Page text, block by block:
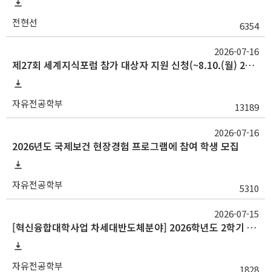
전현선 6354
제27회 세계지식포럼 참가 대상자 지원 신청(~8.10.(월) 23:59)
자유전공학부 13189
2026-07-16
2026년도 국제보건 현장경험 프로그램에 참여 학생 모집
자유전공학부 5310
2026-07-16
[혁신융합대학사업 차세대반도체분야] 2026학년도 2학기 교류 수학 안내(중앙대, 대구대)
자유전공학부 1828
2026-07-15